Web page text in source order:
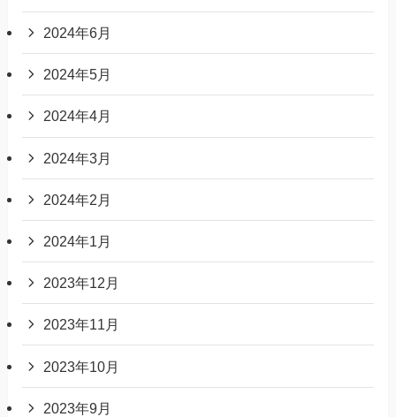
2024年6月
2024年5月
2024年4月
2024年3月
2024年2月
2024年1月
2023年12月
2023年11月
2023年10月
2023年9月